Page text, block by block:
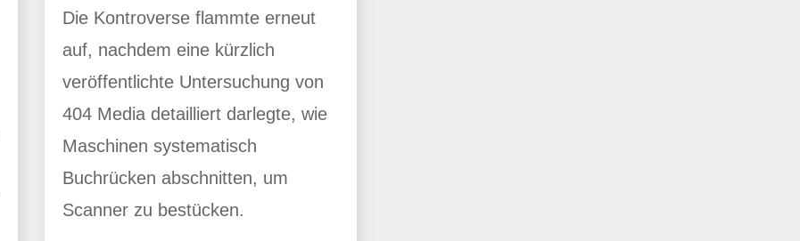
Die Kontroverse flammte erneut
auf, nachdem eine kürzlich
veröffentlichte Untersuchung von
404 Media detailliert darlegte, wie
Maschinen systematisch
Buchrücken abschnitten, um
Scanner zu bestücken.